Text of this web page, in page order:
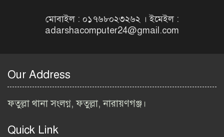
Job Circular 2026
২০২৬ | BIWTA Job Circular
মোবাইল : ০১৭৬৮০২৩২৬২ । ইমেইল :
adarshacomputer24@gmail.com
Our Address
ফতুল্লা থানা সংলগ্ন, ফতুল্লা, নারায়ণগঞ্জ।
Quick Link